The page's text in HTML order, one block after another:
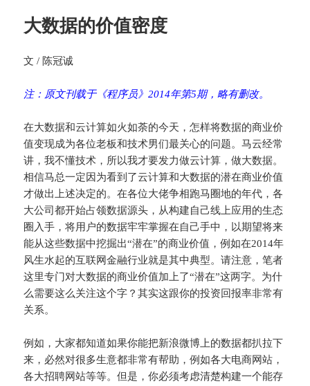
大数据的价值密度
文 / 陈冠诚
注：原文刊载于《程序员》2014年第5期，略有删改。
在大数据和云计算如火如荼的今天，怎样将数据的商业价
值变现成为各位老板和技术男们最关心的问题。马云经常
讲，我不懂技术，所以我才要发力做云计算，做大数据。
相信马总一定因为看到了云计算和大数据的潜在商业价值
才做出上述决定的。在各位大佬争相跑马圈地的年代，各
大公司都开始占领数据源头，从构建自己线上应用的生态
圈入手，将用户的数据牢牢掌握在自己手中，以期望将来
能从这些数据中挖掘出“潜在”的商业价值，例如在2014年
风生水起的互联网金融行业就是其中典型。请注意，笔者
这里专门对大数据的商业价值加上了“潜在”这两字。为什
么需要这么关注这个字？其实这跟你的投资回报率非常有
关系。
例如，大家都知道如果你能把新浪微博上的数据都扒拉下
来，必然对很多生意都非常有帮助，例如各大电商网站，
各大招聘网站等等。但是，你必须考虑清楚构建一个能存